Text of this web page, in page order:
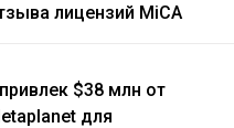
лицензий MiCA
$38 млн от
для